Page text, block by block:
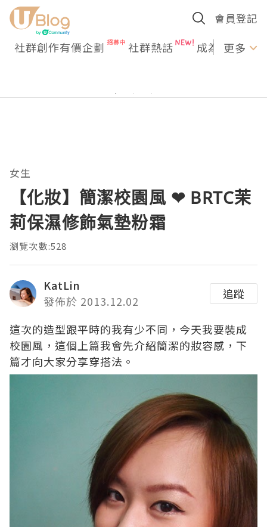
會員登記
社群創作有價企劃 社群熱話 成為U更多
女生
【化妝】簡潔校園風 ❤ BRTC茉
莉保濕修飾氣墊粉霜
瀏覽次數:528
KatLin
發佈於 2013.12.02
追蹤
這次的造型跟平時的我有少不同，今天我要裝成
校園風，這個上篇我會先介紹簡潔的妝容感，下
篇才向大家分享穿搭法。